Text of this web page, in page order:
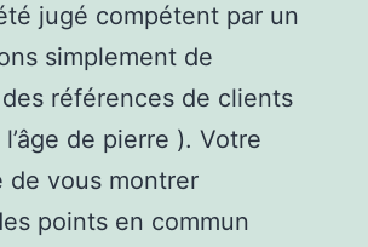
jugé compétent par un
simplement de
références de clients
de pierre ). Votre
de vous montrer
points en commun